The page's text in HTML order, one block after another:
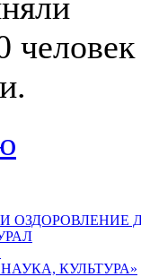
И
НАУКА, КУЛЬТУРА»